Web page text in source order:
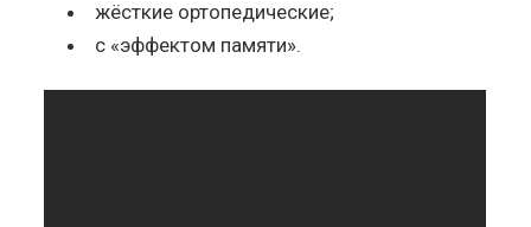
жёсткие ортопедические;
с «эффектом памяти».